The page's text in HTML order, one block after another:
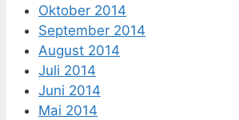
Oktober 2014
September 2014
August 2014
Juli 2014
Juni 2014
Mai 2014